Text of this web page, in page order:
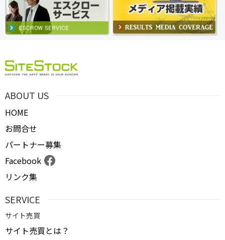
ABOUT US
HOME
お問合せ
パートナー募集
Facebook
リンク集
SERVICE
サイト売買
サイト売買とは？